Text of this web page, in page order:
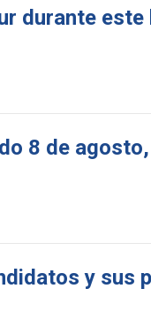
durante este
8 de agosto,
y sus